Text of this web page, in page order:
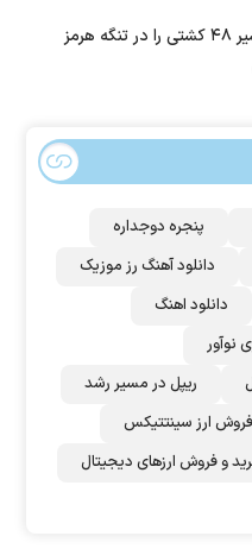
سنتکام: مسیر ۴۸ کشتی را در تنگه هرمز
پنجره دوجداره
دانلود آهنگ رز‌ موزیک
دانلود اهنگ
نوآور
ریپل در مسیر رشد
ارز سینتتیکس
و فروش ارزهای دیجیتال